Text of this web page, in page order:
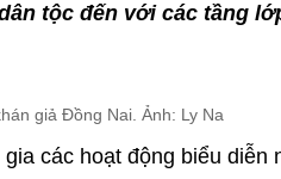
tộc đến với các tầng
giả Đồng Nai. Ảnh: Ly Na
các hoạt động biểu diễn